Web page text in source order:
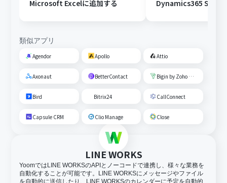
Microsoft Excelに追加する
Dynamics365 Sales
類似アプリ
Agendor Apollo Attio
Axonaut BetterContact Bigin by Zoho CRM
Bird Bitrix24 CallConnect
Capsule CRM Clio Manage Close
LINE WORKS
YoomではLINE WORKSのAPIとノーコードで連携し、様々な業務を
自動化することが可能です。LINE WORKSにメッセージやファイル
を自動的に送信したり、LINE WORKSのカレンダーに予定を自動的